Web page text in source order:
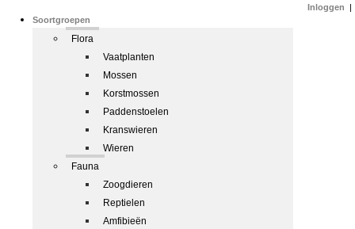
Soortgroepen
Flora
Vaatplanten
Mossen
Korstmossen
Paddenstoelen
Kranswieren
Wieren
Fauna
Zoogdieren
Reptielen
Amfibieën
Inloggen |